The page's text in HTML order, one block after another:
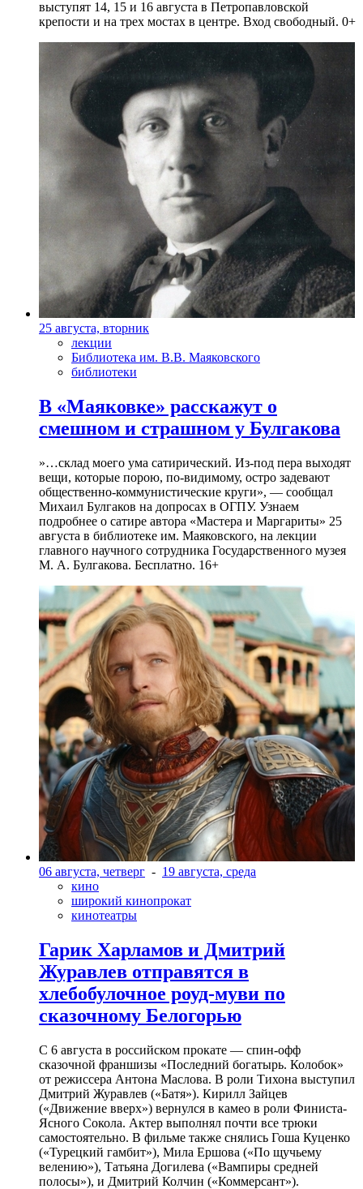
выступят 14, 15 и 16 августа в Петропавловской
крепости и на трех мостах в центре. Вход свободный. 0+
25 августа, вторник
лекции
Библиотека им. В.В. Маяковского
библиотеки
В «Маяковке» расскажут о
смешном и страшном у Булгакова
»…склад моего ума сатирический. Из-под пера выходят
вещи, которые порою, по-видимому, остро задевают
общественно-коммунистические круги», — сообщал
Михаил Булгаков на допросах в ОГПУ. Узнаем
подробнее о сатире автора «Мастера и Маргариты» 25
августа в библиотеке им. Маяковского, на лекции
главного научного сотрудника Государственного музея
М. А. Булгакова. Бесплатно. 16+
06 августа, четверг - 19 августа, среда
кино
широкий кинопрокат
кинотеатры
Гарик Харламов и Дмитрий
Журавлев отправятся в
хлебобулочное роуд-муви по
сказочному Белогорью
С 6 августа в российском прокате — спин-офф
сказочной франшизы «Последний богатырь. Колобок»
от режиссера Антона Маслова. В роли Тихона выступил
Дмитрий Журавлев («Батя»). Кирилл Зайцев
(«Движение вверх») вернулся в камео в роли Финиста-
Ясного Сокола. Актер выполнял почти все трюки
самостоятельно. В фильме также снялись Гоша Куценко
(«Турецкий гамбит»), Мила Ершова («По щучьему
велению»), Татьяна Догилева («Вампиры средней
полосы»), и Дмитрий Колчин («Коммерсант»).